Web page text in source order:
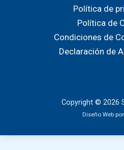
Política de
Política de
Condiciones de
Declaración de
Copyright © 2026
Diseño Web por